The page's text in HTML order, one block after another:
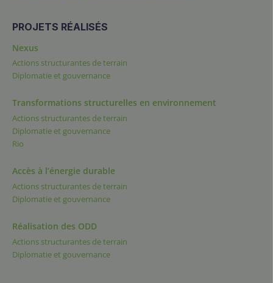
PROJETS RÉALISÉS
Nexus
Actions structurantes de terrain
Diplomatie et gouvernance
Transformations structurelles en environnement
Actions structurantes de terrain
Diplomatie et gouvernance
Rio
Accès à l’énergie durable
Actions structurantes de terrain
Diplomatie et gouvernance
Réalisation des ODD
Actions structurantes de terrain
Diplomatie et gouvernance